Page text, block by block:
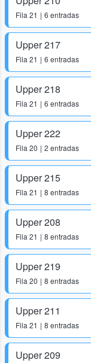
Fila 21 6 entradas
Upper 217
Fila 21 6 entradas
Upper 218
Fila 21 6 entradas
Upper 222
Fila 20 2 entradas
Upper 215
Fila 21 8 entradas
Upper 208
Fila 21 8 entradas
Upper 219
Fila 20 8 entradas
Upper 211
Fila 21 8 entradas
Upper 209